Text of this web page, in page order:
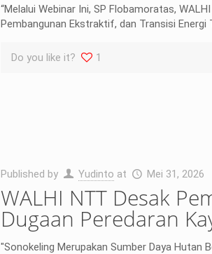
“Melalui Webinar Ini, SP Flobamoratas,
Pembangunan Ekstraktif, dan Transisi Energi
Do you like it? 1
Published by Yudinto at Mei 31, 2026
WALHI NTT Desak
Dugaan Peredaran
"Sonokeling Merupakan Sumber Daya Hutan